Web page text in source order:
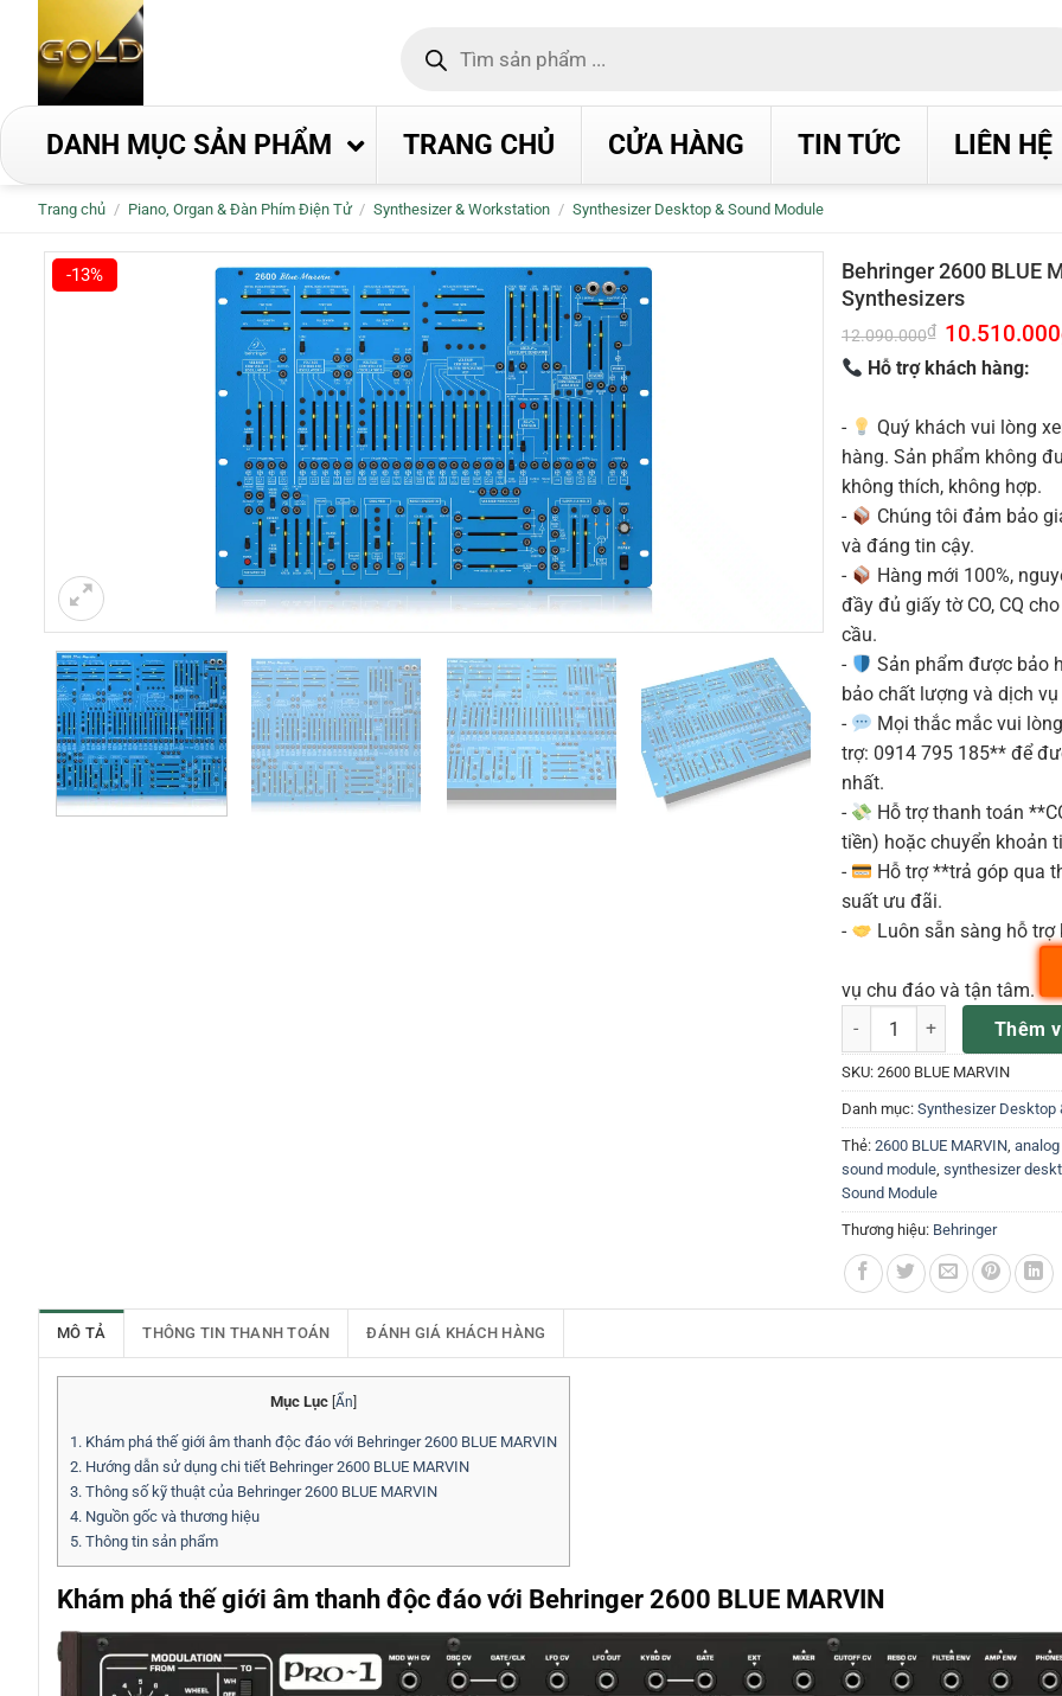
dung
kiếm
DANH MỤC SẢN PHẨM TRANG CHỦ CỬA HÀNG TIN TỨC LIÊN HỆ
Trang chủ / Piano, Organ & Đàn Phím Điện Tử / Synthesizer & Workstation / Synthesizer Desktop & Sound Module
-13%
Behringer 2600 BLUE
Synthesizers
12.090.000₫ Giá
gốc
là:
12.090.000₫.
10.510.000
Hỗ trợ khách hàng:
-
Quý khách vui lòng
hàng. Sản phẩm không
không thích, không hợp.
-
Chúng tôi đảm bảo
và đáng tin cậy.
-
Hàng mới 100%,
đầy đủ giấy tờ CO, CQ
cầu.
-
Sản phẩm được bảo
bảo chất lượng và dịch
-
Mọi thắc mắc vui
trợ: 0914 795 185** để
nhất.
-
Hỗ trợ thanh toán
tiền) hoặc chuyển khoản
-
Hỗ trợ **trả góp qua
suất ưu đãi.
-
Luôn sẵn sàng hỗ
vụ chu đáo và tận tâm.
Behringer 2600 BLUEThêm
SKU: 2600 BLUE MARVIN
Danh mục: Synthesizer Desktop
Thẻ: 2600 BLUE MARVIN,
sound module, synthesizer
Sound Module
Thương hiệu: Behringer
MÔ TẢ THÔNG TIN THANH TOÁN ĐÁNH GIÁ KHÁCH HÀNG
Mục Lục Ẩn
1. Khám phá thế giới âm thanh độc đáo với Behringer 2600 BLUE MARVIN
2. Hướng dẫn sử dụng chi tiết Behringer 2600 BLUE MARVIN
3. Thông số kỹ thuật của Behringer 2600 BLUE MARVIN
4. Nguồn gốc và thương hiệu
5. Thông tin sản phẩm
Khám phá thế giới âm thanh độc đáo với Behringer 2600 BLUE MARVIN